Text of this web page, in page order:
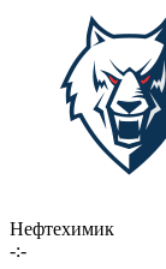
Нефтехимик
-:-